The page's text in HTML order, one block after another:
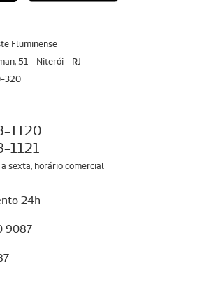
Fluminense
51 - Niterói - RJ
320
1120
1121
sexta, horário comercial
24h
9087